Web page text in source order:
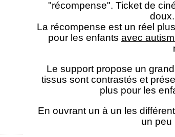
"récompense". Ticket de
La récompense est un réel
pour les enfants avec
Le support propose un
tissus sont contrastés et
plus pour les
En ouvrant un à un les
un peu